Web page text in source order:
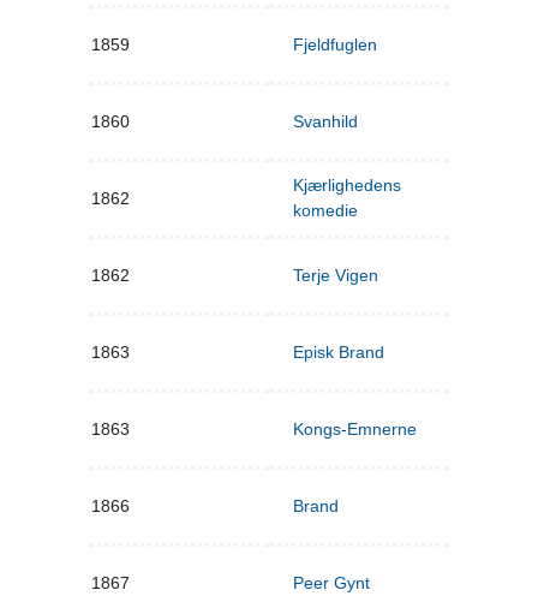
1859 Fjeldfuglen
1860 Svanhild
1862
Kjærlighedens
komedie
1862 Terje Vigen
1863 Episk Brand
1863 Kongs-Emnerne
1866 Brand
1867 Peer Gynt